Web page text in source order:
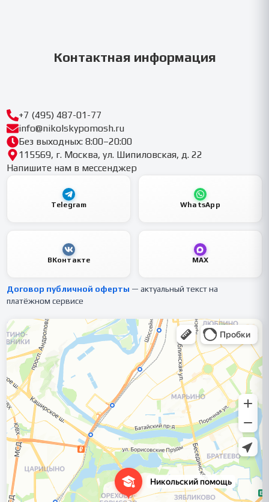
Контактная информация
+7 (495) 487-01-77
info@nikolskypomosh.ru
Без выходных: 8:00–20:00
115569, г. Москва, ул. Шипиловская, д. 22
Напишите нам в мессенджер
Telegram WhatsApp
ВКонтакте MAX
Договор публичной оферты — актуальный текст на
платёжном сервисе